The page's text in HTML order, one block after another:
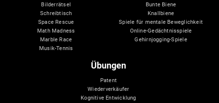
Bilderrätsel
Schreibtisch
Space Rescue
Math Madness
Marble Race
Musik-Tennis
Bunte Biene
Knallbiene
Spiele für mentale Beweglichkeit
Online-Gedächtnisspiele
Gehirnjogging-Spiele
Übungen
Patent
Wiederverkäufer
Kognitive Entwicklung